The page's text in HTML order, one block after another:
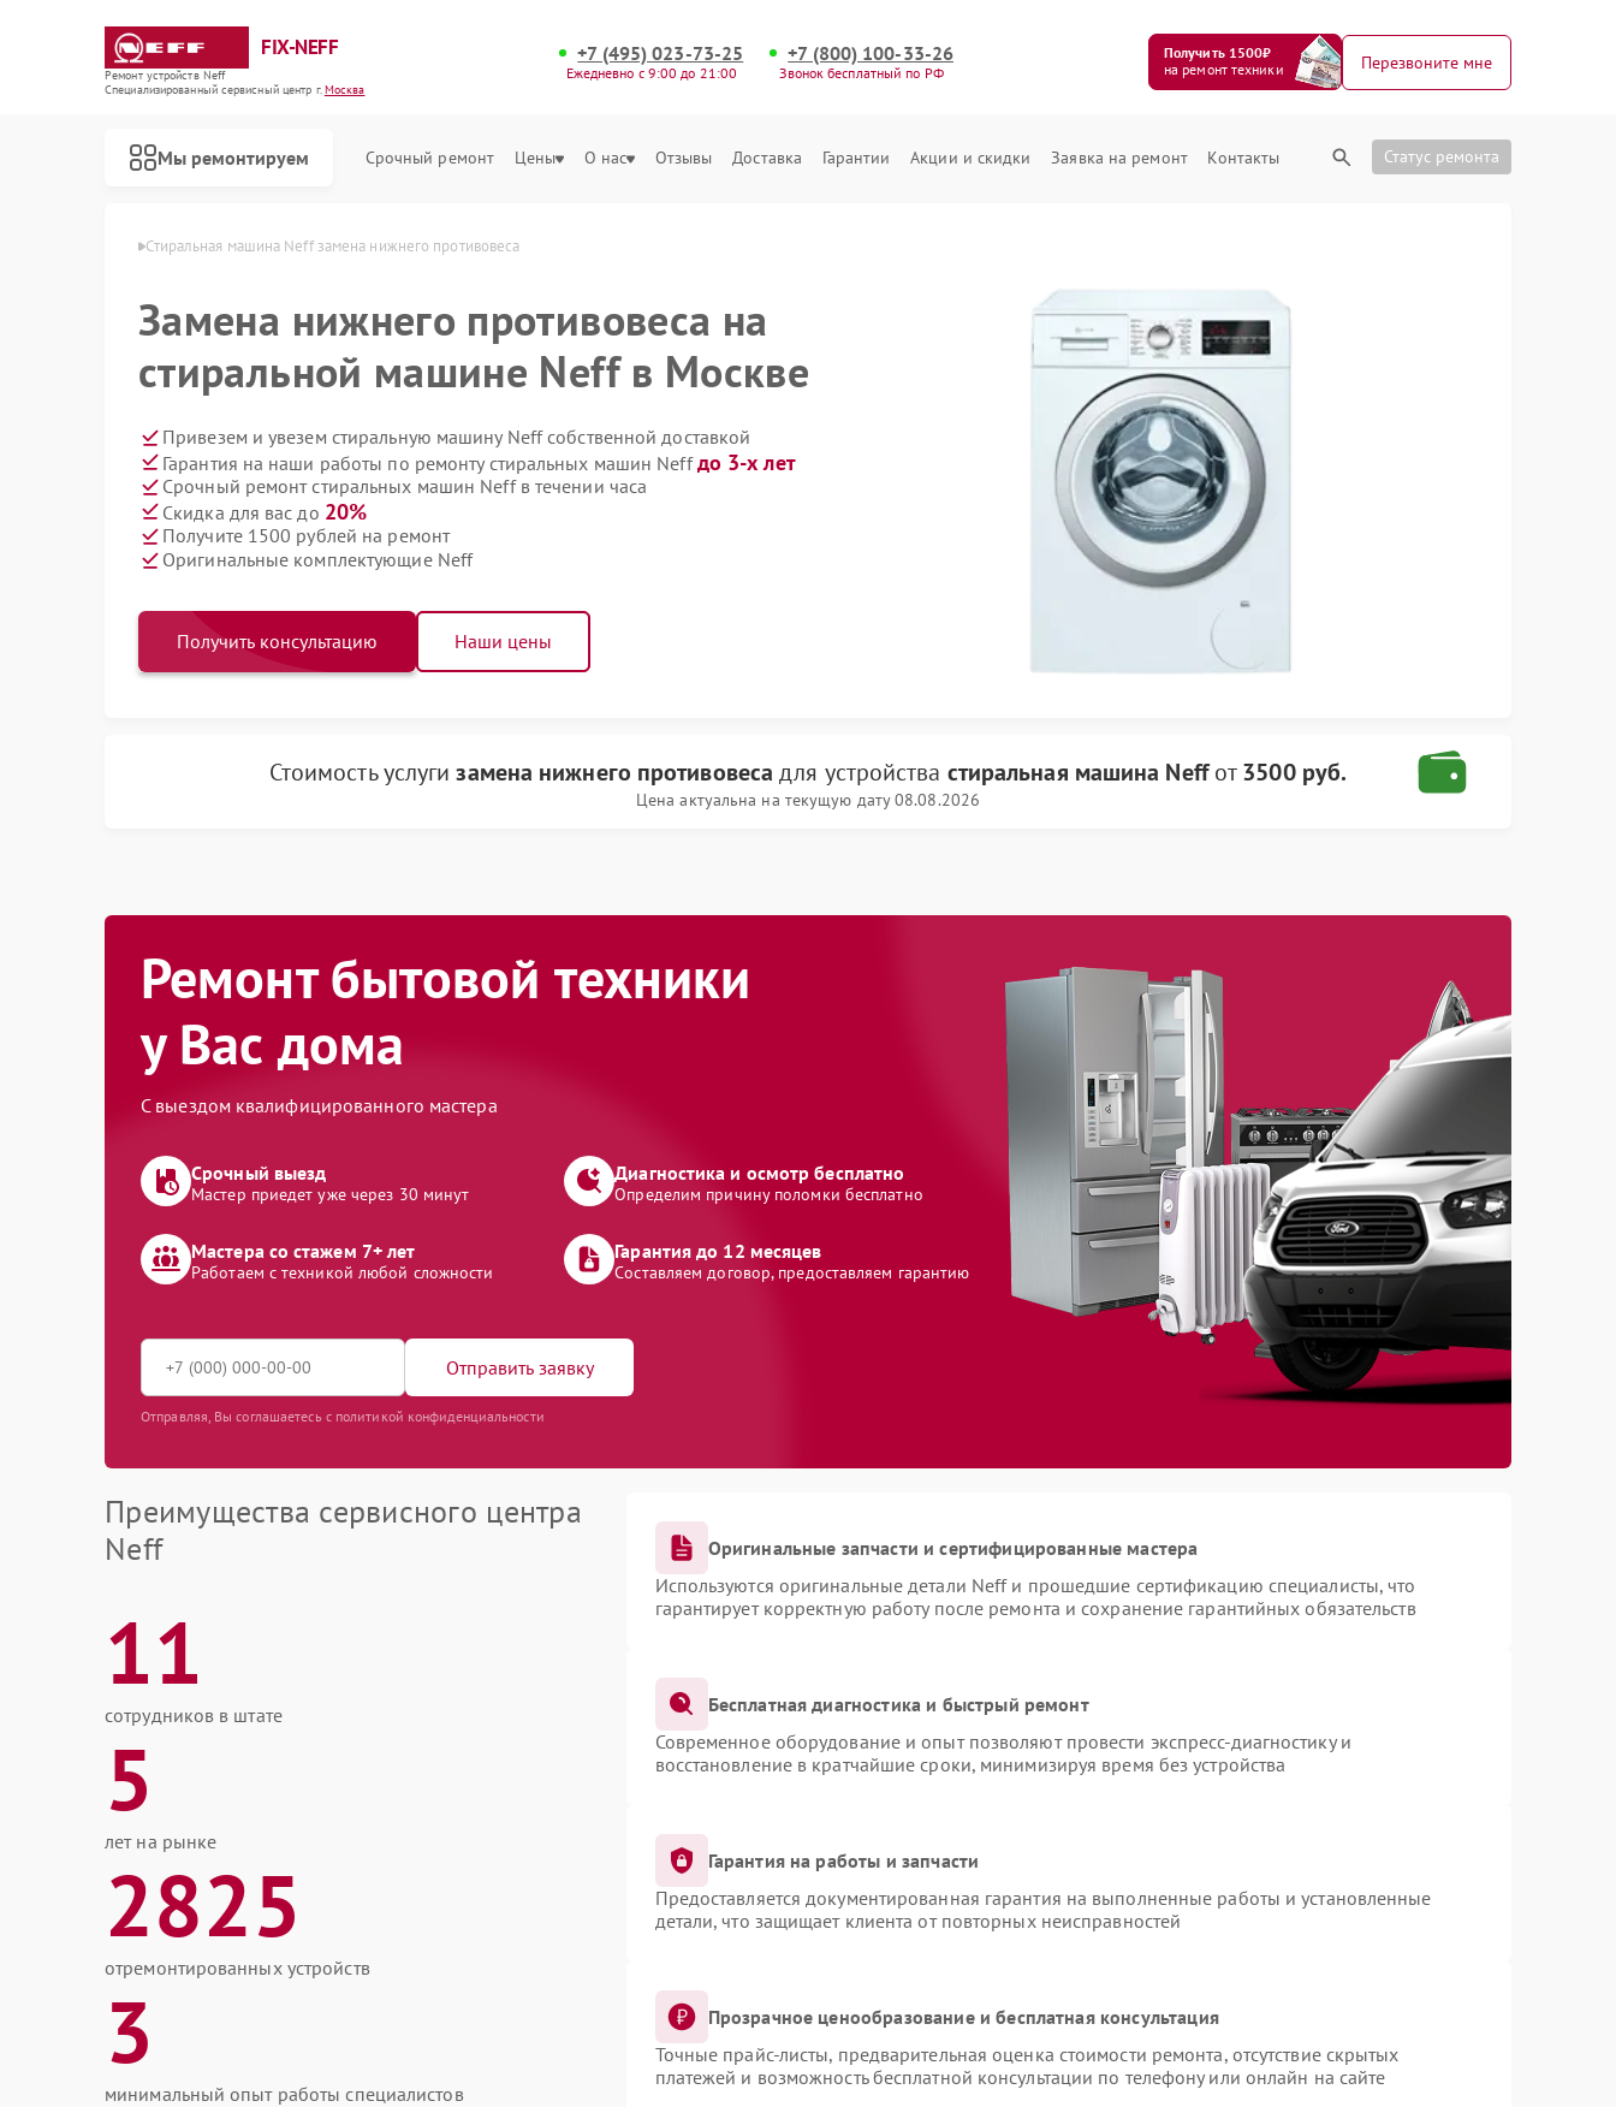
FIX-NEFF
Ремонт устройств Neff
Специализированный cервисный центр г.Москва
+7 (495) 023-73-25
Ежедневно с 9:00 до 21:00
+7 (800) 100-33-26
Звонок бесплатный по РФ
Получить 1500₽
на ремонт техники
Перезвоните мне
Мы ремонтируем Срочный ремонт Цены О нас Отзывы Доставка Гарантии Акции и скидки Заявка на ремонт Контакты Статус ремонта
Neff в Москве Стиральная машина Neff замена нижнего противовеса
Замена нижнего противовеса на
стиральной машине Neff в Москве
Привезем и увезем стиральную машину Neff собственной доставкой
Гарантия на наши работы по ремонту стиральных машин Neffдо 3-х лет
Срочный ремонт стиральных машин Neff в течении часа
Скидка для вас до 20%
Получите 1500 рублей на ремонт
Оригинальные комплектующие Neff
Получить консультацию Наши цены
Стоимость услугизамена нижнего противовеса для устройства стиральная машина Neffот3500 руб.
Цена актуальна на текущую дату 08.08.2026
Ремонт бытовой техники
у Вас дома
С выездом квалифицированного мастера
Срочный выезд
Мастер приедет уже через 30 минут
Диагностика и осмотр бесплатно
Определим причину поломки бесплатно
Мастера со стажем 7+ лет
Работаем с техникой любой сложности
Гарантия до 12 месяцев
Составляем договор, предоставляем гарантию
Отправить заявку
Отправляя, Вы соглашаетесь с политикой конфиденциальности
Преимущества сервисного центра
Neff
11
сотрудников в штате
5
лет на рынке
2825
отремонтированных устройств
3
минимальный опыт работы специалистов
Оригинальные запчасти и сертифицированные мастера
Используются оригинальные детали Neff и прошедшие сертификацию специалисты, что
гарантирует корректную работу после ремонта и сохранение гарантийных обязательств
Бесплатная диагностика и быстрый ремонт
Современное оборудование и опыт позволяют провести экспресс-диагностику и
восстановление в кратчайшие сроки, минимизируя время без устройства
Гарантия на работы и запчасти
Предоставляется документированная гарантия на выполненные работы и установленные
детали, что защищает клиента от повторных неисправностей
Прозрачное ценообразование и бесплатная консультация
Точные прайс-листы, предварительная оценка стоимости ремонта, отсутствие скрытых
платежей и возможность бесплатной консультации по телефону или онлайн на сайте